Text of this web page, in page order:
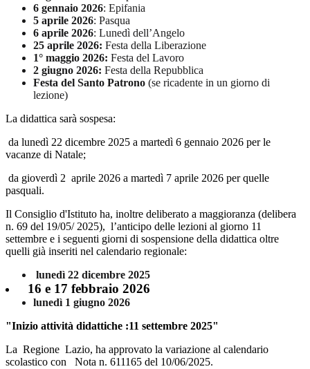
6 gennaio 2026: Epifania
5 aprile 2026: Pasqua
6 aprile 2026: Lunedì dell’Angelo
25 aprile 2026: Festa della Liberazione
1° maggio 2026: Festa del Lavoro
2 giugno 2026: Festa della Repubblica
Festa del Santo Patrono (se ricadente in un giorno di
lezione)
La didattica sarà sospesa:
da lunedì 22 dicembre 2025 a martedì 6 gennaio 2026 per le
vacanze di Natale;
da gioverdì 2 aprile 2026 a martedì 7 aprile 2026 per quelle
pasquali.
Il Consiglio d'Istituto ha, inoltre deliberato a maggioranza (delibera
n. 69 del 19/05/ 2025), l’anticipo delle lezioni al giorno 11
settembre e i seguenti giorni di sospensione della didattica oltre
quelli già inseriti nel calendario regionale:
lunedì 22 dicembre 2025
16 e 17 febbraio 2026
lunedì 1 giugno 2026
"Inizio attività didattiche :11 settembre 2025"
La Regione Lazio, ha approvato la variazione alcalendario
scolastico con Nota n. 611165 del 10/06/2025.